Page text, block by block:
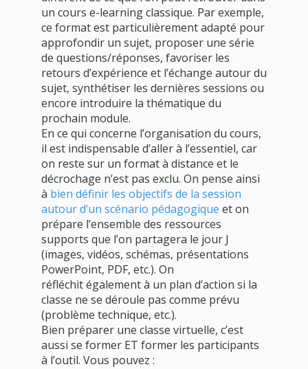
un cours e-learning classique. Par exemple,
ce format est particulièrement adapté pour
approfondir un sujet, proposer une série
de questions/réponses, favoriser les
retours d’expérience et l’échange autour du
sujet, synthétiser les dernières sessions ou
encore introduire la thématique du
prochain module.
En ce qui concerne l’organisation du cours,
il est indispensable d’aller à l’essentiel, car
on reste sur un format à distance et le
décrochage n’est pas exclu. On pense ainsi
à bien définir les objectifs de la session
autour d’un scénario pédagogique et on
prépare l’ensemble des ressources
supports que l’on partagera le jour J
(images, vidéos, schémas, présentations
PowerPoint, PDF, etc.). On
réfléchit également à un plan d’action si la
classe ne se déroule pas comme prévu
(problème technique, etc.).
Bien préparer une classe virtuelle, c’est
aussi se former ET former les participants
à l’outil. Vous pouvez :